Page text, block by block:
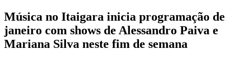
Música no Itaigara inicia programação de
janeiro com shows de Alessandro Paiva e
Mariana Silva neste fim de semana